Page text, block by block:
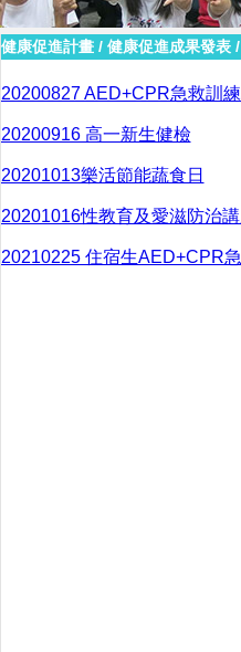
健康促進計畫/ 健康促進成果發表/
20200827 AED+CPR急救訓
20200916 高一新生健檢
20201013樂活節能蔬食日
20201016性教育及愛滋防治
20210225 住宿生AED+CPR